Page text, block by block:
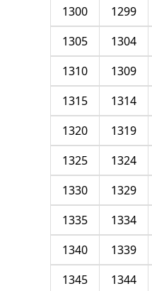
1299
1300
1304
1305
1309
1310
1314
1315
1319
1320
1324
1325
1329
1330
1334
1335
1339
1340
1344
1345